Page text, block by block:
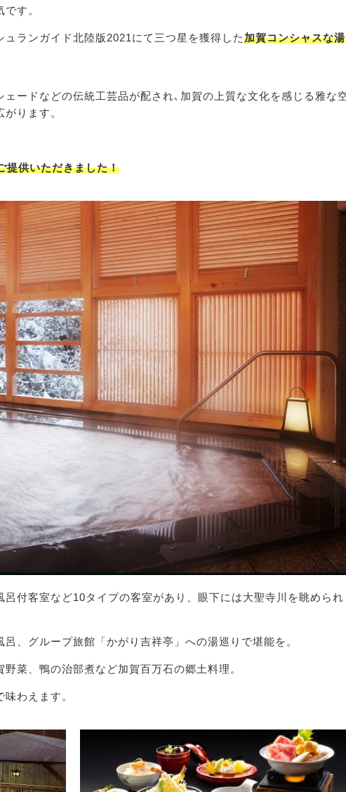
です。
ランガイド北陸版2021にて三つ星を獲得した加賀コンシャスな湯
ードなどの伝統工芸品が配され､加賀の上質な文化を感じる雅な
ります。
提供いただきました！
呂付客室など10タイプの客室があり、眼下には大聖寺川を眺められ
、グループ旅館「かがり吉祥亭」への湯巡りで堪能を。
菜、鴨の治部煮など加賀百万石の郷土料理。
わえます。